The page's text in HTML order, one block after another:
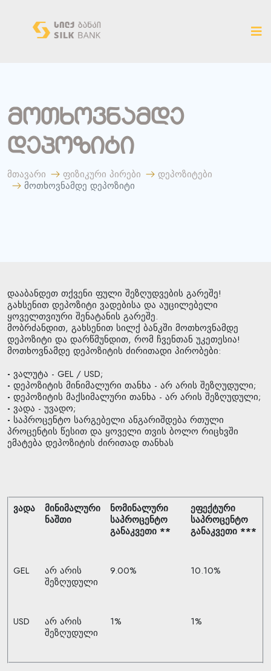
მოთხოვნამდე
დეპოზიტი
მთავარი ფიზიკური პირები
დეპოზიტები
მოთხოვნამდე დეპოზიტი
დააბანდეთ თქვენი ფული შეზღუდვების გარეშე!
გახსენით დეპოზიტი ვადებისა და აუცილებელი
ყოველთვიური შენატანის გარეშე.
მობრძანდით, გახსენით სილქ ბანკში მოთხოვნამდე
დეპოზიტი და დარწმუნდით, რომ ჩვენთან უკეთესია!
მოთხოვნამდე დეპოზიტის ძირითადი პირობები:
- ვალუტა - GEL / USD;
- დეპოზიტის მინიმალური თანხა - არ არის შეზღუდული;
- დეპოზიტის მაქსიმალური თანხა - არ არის შეზღუდული;
- ვადა - უვადო;
- საპროცენტო სარგებელი ანგარიშდება რთული
პროცენტის წესით და ყოველი თვის ბოლო რიცხვში
ემატება დეპოზიტის ძირითად თანხას
ვადა
მინიმალური
ნაშთი
ნომინალური
საპროცენტო
განაკვეთი **
ეფექტური
საპროცენტო
განაკვეთი ***
GEL
არ არის
შეზღუდული
9.00% 10.10%
USD
არ არის
შეზღუდული
1% 1%